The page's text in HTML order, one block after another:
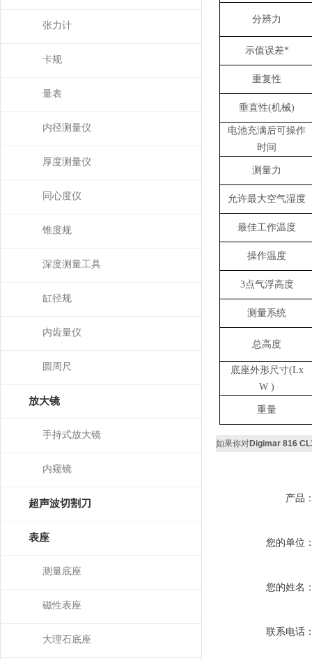
张力计
卡规
量表
内径测量仪
厚度测量仪
同心度仪
锥度规
深度测量工具
缸径规
内齿量仪
圆周尺
放大镜
手持式放大镜
内窥镜
超声波切割刀
表座
测量底座
磁性表座
大理石底座
分辨力
示值误差*
重复性
垂直性(机械)
电池充满后可操作
时间
测量力
允许最大空气湿度
最佳工作温度
操作温度
3点气浮高度
测量系统
总高度
底座外形尺寸(Lx
W )
重量
如果你对Digimar 816
产品
您的单位
您的姓名
联系电话